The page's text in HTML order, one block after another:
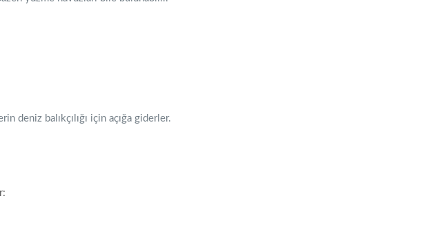
deniz balıkçılığı için açığa giderler.